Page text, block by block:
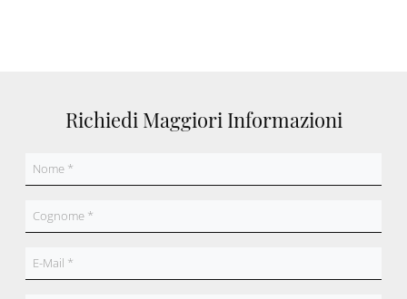
Richiedi Maggiori Informazioni